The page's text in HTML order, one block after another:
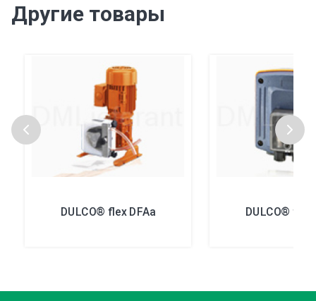
Другие товары
DULCO® flex DFAa DULCO® flex